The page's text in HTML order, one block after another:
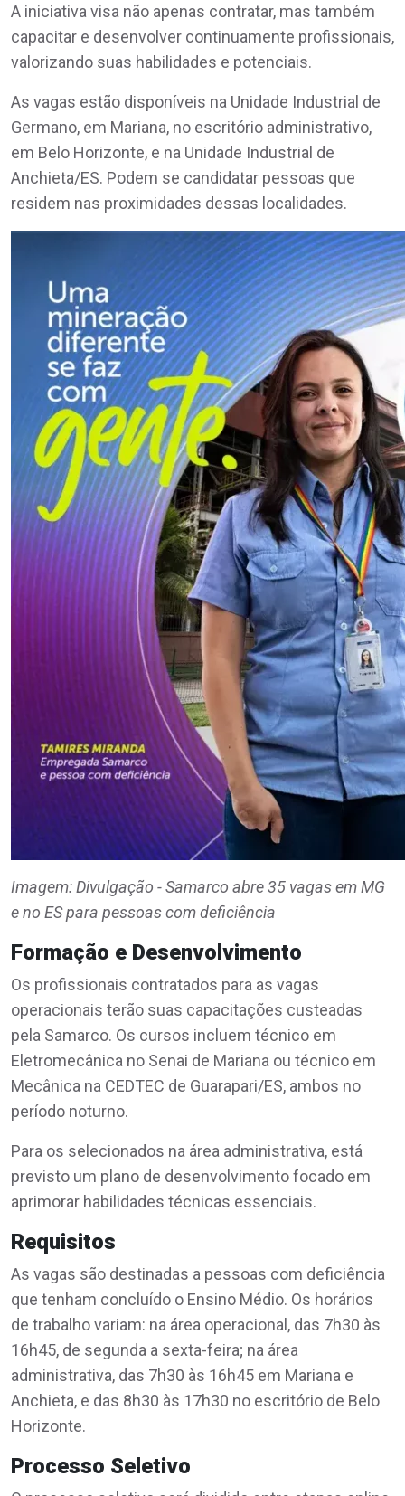
A iniciativa visa não apenas contratar, mas também
capacitar e desenvolver continuamente profissionais,
valorizando suas habilidades e potenciais.
As vagas estão disponíveis na Unidade Industrial de
Germano, em Mariana, no escritório administrativo,
em Belo Horizonte, e na Unidade Industrial de
Anchieta/ES. Podem se candidatar pessoas que
residem nas proximidades dessas localidades.
Imagem: Divulgação - Samarco abre 35 vagas em MG
e no ES para pessoas com deficiência
Formação e Desenvolvimento
Os profissionais contratados para as vagas
operacionais terão suas capacitações custeadas
pela Samarco. Os cursos incluem técnico em
Eletromecânica no Senai de Mariana ou técnico em
Mecânica na CEDTEC de Guarapari/ES, ambos no
período noturno.
Para os selecionados na área administrativa, está
previsto um plano de desenvolvimento focado em
aprimorar habilidades técnicas essenciais.
Requisitos
As vagas são destinadas a pessoas com deficiência
que tenham concluído o Ensino Médio. Os horários
de trabalho variam: na área operacional, das 7h30 às
16h45, de segunda a sexta-feira; na área
administrativa, das 7h30 às 16h45 em Mariana e
Anchieta, e das 8h30 às 17h30 no escritório de Belo
Horizonte.
Processo Seletivo